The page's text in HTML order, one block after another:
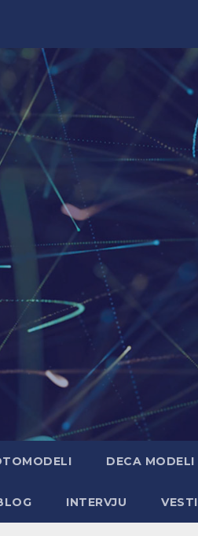
DECA MODELI
INTERVJU VESTI